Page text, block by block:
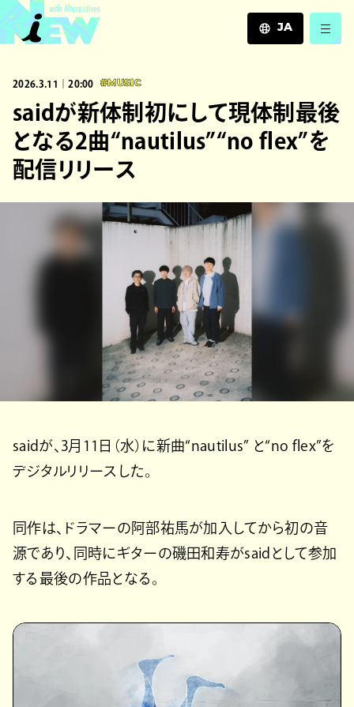
JA
ZH
2026.3.11｜20:00 #MUSIC
saidが新体制初にして現体制最後
となる2曲“nautilus”“no flex”を
配信リリース
saidが、3月11日（水）に新曲“nautilus” と“no flex”を
デジタルリリースした。
同作は、ドラマーの阿部祐馬が加入してから初の音
源であり、同時にギターの磯田和寿がsaidとして参加
する最後の作品となる。